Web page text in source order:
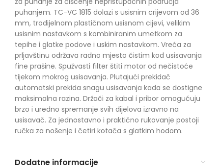
puhanjem. TC-VC 1815 dolazi s usisnim crijevom od 36
mm, trodijelnom plastičnom usisnom cijevi, velikim
usisnim nastavkom s kombiniranim umetkom za
tepihe i glatke podove i uskim nastavkom. Vreća za
prljavštinu održava radno mjesto čistim kod usisavanja
fine prašine. Spužvasti filter štiti motor od nečistoće
tijekom mokrog usisavanja. Plutajući prekidač
automatski prekida snagu usisavanja kada se dostigne
maksimalna razina. Držači za kabal i pribor omogućuju
brzo i uredno spremanje svih dijelova izravno na
usisavač. Za jednostavno i praktično rukovanje postoji
ručka za nošenje i četiri kotača s glatkim hodom.
Dodatne informacije